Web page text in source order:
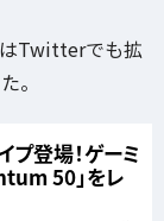
Twitterでも拡
。